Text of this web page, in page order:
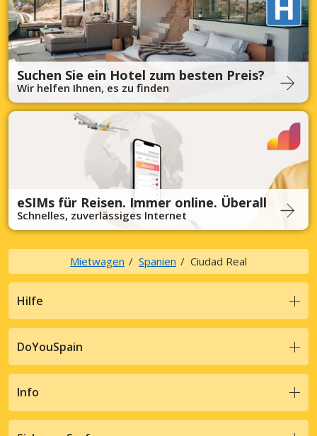
Suchen Sie ein Hotel zum besten Preis?
Wir helfen Ihnen, es zu finden
eSIMs für Reisen. Immer online. Überall
Schnelles, zuverlässiges Internet
Mietwagen Spanien Ciudad Real
Hilfe
DoYouSpain
Info